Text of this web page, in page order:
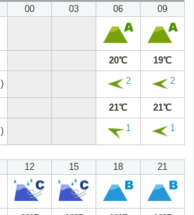
00 03 06 09
20℃ 19℃
2 2
21℃ 21℃
1 1
12 15 18 21